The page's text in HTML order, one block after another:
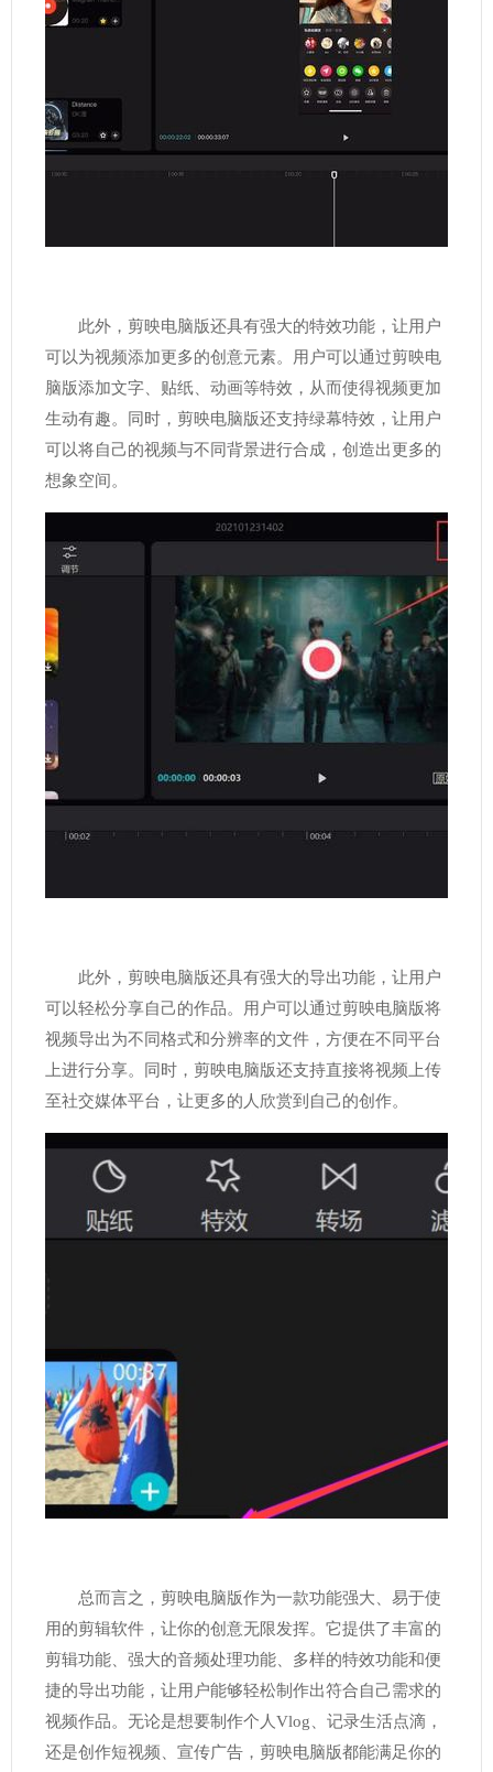
此外，剪映电脑版还具有强大的特效功能，让用户
可以为视频添加更多的创意元素。用户可以通过剪映电
脑版添加文字、贴纸、动画等特效，从而使得视频更加
生动有趣。同时，剪映电脑版还支持绿幕特效，让用户
可以将自己的视频与不同背景进行合成，创造出更多的
想象空间。
此外，剪映电脑版还具有强大的导出功能，让用户
可以轻松分享自己的作品。用户可以通过剪映电脑版将
视频导出为不同格式和分辨率的文件，方便在不同平台
上进行分享。同时，剪映电脑版还支持直接将视频上传
至社交媒体平台，让更多的人欣赏到自己的创作。
总而言之，剪映电脑版作为一款功能强大、易于使
用的剪辑软件，让你的创意无限发挥。它提供了丰富的
剪辑功能、强大的音频处理功能、多样的特效功能和便
捷的导出功能，让用户能够轻松制作出符合自己需求的
视频作品。无论是想要制作个人Vlog、记录生活点滴，
还是创作短视频、宣传广告，剪映电脑版都能满足你的